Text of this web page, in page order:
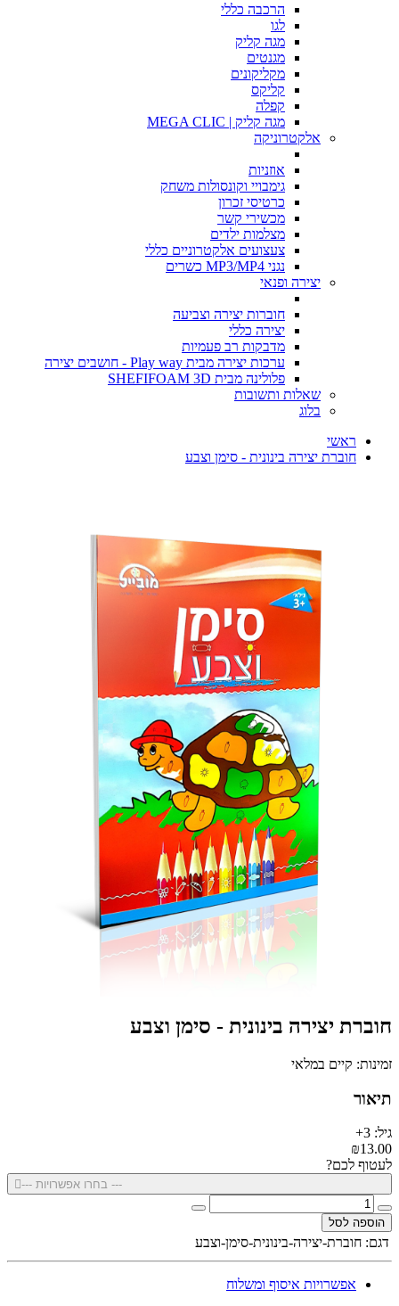
הרכבה כללי
לגו
מגה קליק
מגנטים
מקליקונים
קליקס
קפלה
מגה קליק | MEGA CLIC
אלקטרוניקה
אוזניות
גימבויי וקונסולות משחק
כרטיסי זכרון
מכשירי קשר
מצלמות ילדים
צעצועים אלקטרוניים כללי
נגני MP3/MP4 כשרים
יצירה ופנאי
חוברות יצירה וצביעה
יצירה כללי
מדבקות רב פעמיות
ערכות יצירה מבית Play way - חושבים יצירה
פלולינה מבית SHEFIFOAM 3D
שאלות ותשובות
בלוג
ראשי
חוברת יצירה בינונית - סימן וצבע
חוברת יצירה בינונית - סימן וצבע
זמינות: קיים במלאי
תיאור
גיל: 3+
₪13.00
לעטוף לכם?
--- בחרו אפשרויות ---
הוספה לסל
דגם: חוברת-יצירה-בינונית-סימן-וצבע
אפשרויות איסוף ומשלוח